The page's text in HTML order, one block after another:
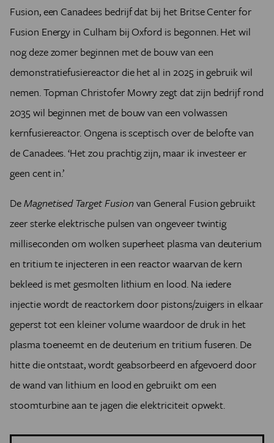
Fusion, een Canadees bedrijf dat bij het Britse Center for
Fusion Energy in Culham bij Oxford is begonnen. Het wil
nog deze zomer beginnen met de bouw van een
demonstratiefusiereactor die het al in 2025 in gebruik wil
nemen. Topman Christofer Mowry zegt dat zijn bedrijf rond
2035 wil beginnen met de bouw van een volwassen
kernfusiereactor. Ongena is sceptisch over de belofte van
de Canadees. ‘Het zou prachtig zijn, maar ik investeer er
geen cent in.’
DeMagnetised Target Fusionvan General Fusion gebruikt
zeer sterke elektrische pulsen van ongeveer twintig
milliseconden om wolken superheet plasma van deuterium
en tritium te injecteren in een reactor waarvan de kern
bekleed is met gesmolten lithium en lood. Na iedere
injectie wordt de reactorkern door pistons/zuigers in elkaar
geperst tot een kleiner volume waardoor de druk in het
plasma toeneemt en de deuterium en tritium fuseren. De
hitte die ontstaat, wordt geabsorbeerd en afgevoerd door
de wand van lithium en lood en gebruikt om een
stoomturbine aan te jagen die elektriciteit opwekt.